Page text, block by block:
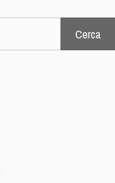
Cerca